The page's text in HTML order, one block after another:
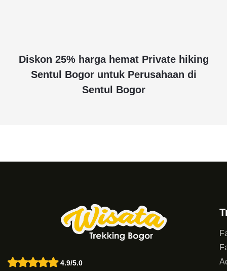
Diskon 25% harga hemat Private hiking
Sentul Bogor untuk Perusahaan di
Sentul Bogor
4.9/5.0